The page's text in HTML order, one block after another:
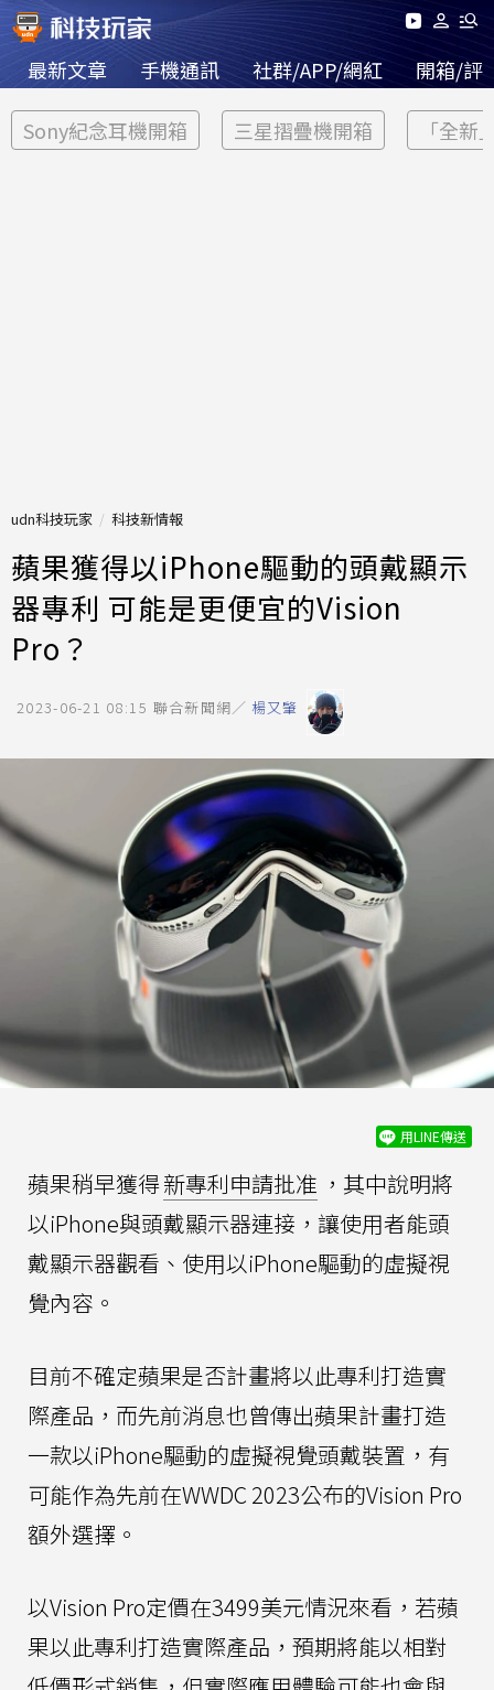
最新文章 手機通訊 社群/APP/網紅 開箱/評
Sony紀念耳機開箱 三星摺疊機開箱 「全新
udn科技玩家 科技新情報
蘋果獲得以iPhone驅動的頭戴顯示
器專利 可能是更便宜的Vision
Pro？
2023-06-21 08:15 聯合新聞網／ 楊又肇
用LINE傳送
蘋果稍早獲得新專利申請批准 ，其中說明將
以iPhone與頭戴顯示器連接，讓使用者能頭
戴顯示器觀看、使用以iPhone驅動的虛擬視
覺內容。
目前不確定蘋果是否計畫將以此專利打造實
際產品，而先前消息也曾傳出蘋果計畫打造
一款以iPhone驅動的虛擬視覺頭戴裝置，有
可能作為先前在WWDC 2023公布的Vision Pro
額外選擇。
以Vision Pro定價在3499美元情況來看，若蘋
果以此專利打造實際產品，預期將能以相對